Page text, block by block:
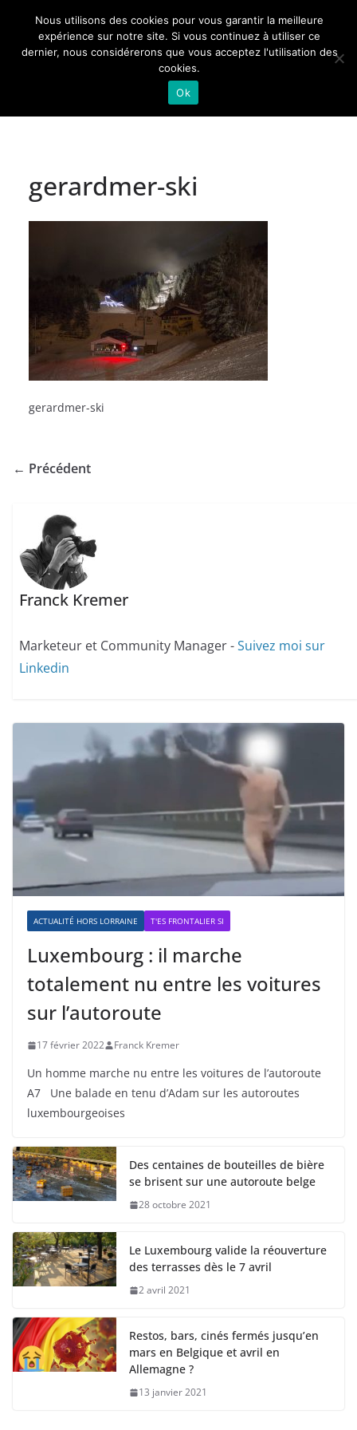
contenu
Actualités de Lorraine pour les Lorrains
gerardmer-ski
gerardmer-ski
← Précédent
Franck Kremer
Marketeur et Community Manager -Suivez moi sur
Linkedin
ACTUALITÉ HORS LORRAINE T'ES FRONTALIER SI
Luxembourg : il marche
totalement nu entre les voitures
sur l’autoroute
17 février 2022 Franck Kremer
Un homme marche nu entre les voitures de l’autoroute
A7 Une balade en tenu d’Adam sur les autoroutes
luxembourgeoises
Des centaines de bouteilles de bière
se brisent sur une autoroute belge
28 octobre 2021
Le Luxembourg valide la réouverture
des terrasses dès le 7 avril
2 avril 2021
Restos, bars, cinés fermés jusqu’en
mars en Belgique et avril en
Allemagne ?
13 janvier 2021
Nous utilisons des cookies pour vous garantir la meilleure
expérience sur notre site. Si vous continuez à utiliser ce
dernier, nous considérerons que vous acceptez l'utilisation des
cookies.
Ok